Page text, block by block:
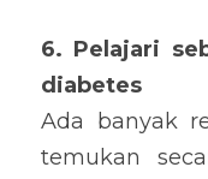
6. Pelajari
diabetes
Ada banyak
temukan